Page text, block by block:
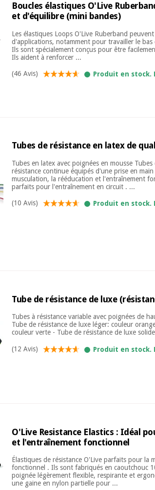
Boucles élastiques O'Live
et d'équilibre (mini bandes)
Les élastiques Loops O'Live Ruberband
d'applications, notamment pour travailler le
Ils sont spécialement conçus pour être
Ils aident à renforcer ...
(46 Avis) Produit en stock.
Tubes de résistance en latex de
Tubes en latex avec poignées en mousse
résistance continue équipés d'une prise en
musculation, la rééducation et l'entraînement
parfaits pour l'entraînement en circuit . ...
(10 Avis) Produit en stock.
Tube de résistance de luxe
Tubes à résistance variable avec poignées de
Tube de résistance de luxe léger: couleur
couleur verte - Tube de résistance de luxe
(12 Avis) Produit en stock.
O'Live Resistance Elastics : Idéal
et l'entraînement fonctionnel
Élastiques de résistance O'Live parfaits pour
fonctionnel . Ils sont fabriqués en caoutchouc
poignée légèrement flexible, respirante et
une gaine en nylon partielle pour ...